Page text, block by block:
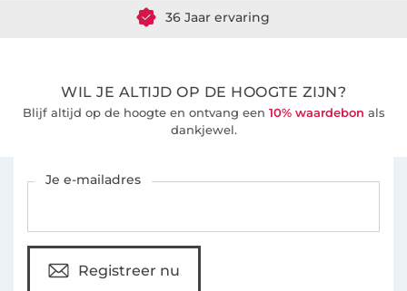
36 Jaar ervaring
WIL JE ALTIJD OP DE HOOGTE ZIJN?
Blijf altijd op de hoogte en ontvang een 10% waardebon als
dankjewel.
Je e-mailadres
Registreer nu